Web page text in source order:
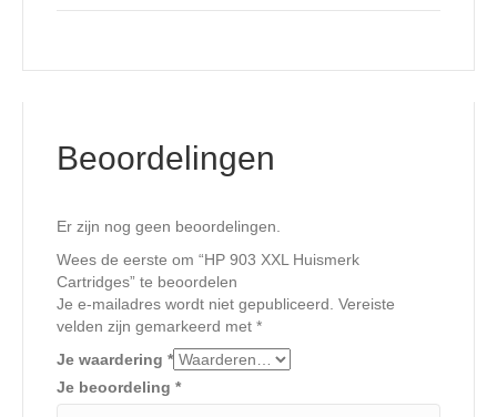
Beoordelingen
Er zijn nog geen beoordelingen.
Wees de eerste om “HP 903 XXL Huismerk
Cartridges” te beoordelen
Je e-mailadres wordt niet gepubliceerd. Vereiste
velden zijn gemarkeerd met *
Je waardering *
Je beoordeling *